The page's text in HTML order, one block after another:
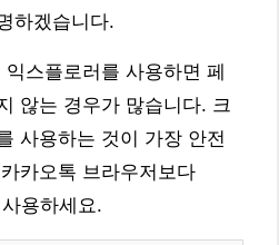
하겠습니다.
스플로러를 사용하면 페
않는 경우가 많습니다. 크
사용하는 것이 가장 안전
카오톡 브라우저보다
용하세요.